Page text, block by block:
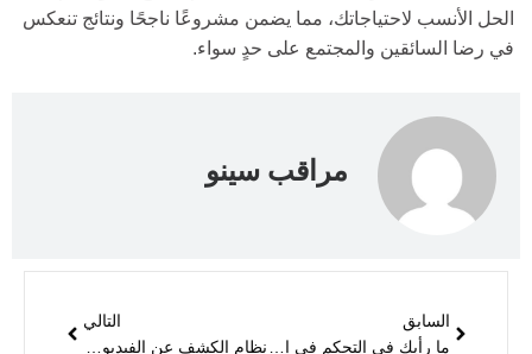
الحل الأنسب لاحتياجاتك، مما يضمن مشروعًا ناجحًا ونتائج تنعكس
في رضا السائقين والمجتمع على حدٍ سواء.
مراقب سينو
السابق
التالي